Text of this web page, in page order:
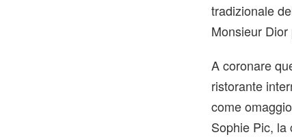
tradizionale
Monsieur
A coronare
ristorante
come
Sophie Pic, la